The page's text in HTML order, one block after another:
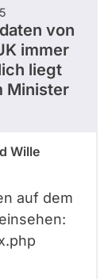
von
immer
liegt
Minister
Wille
auf dem